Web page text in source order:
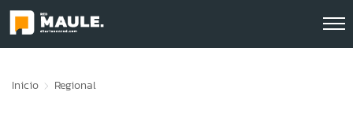
Inicio Regional